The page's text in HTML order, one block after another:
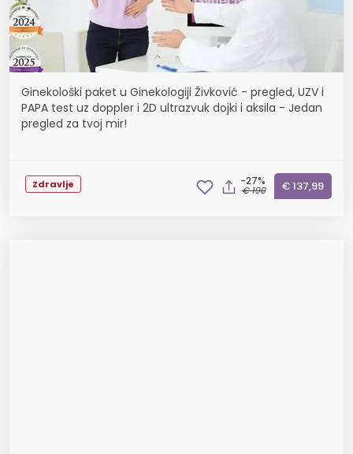
Ginekološki paket u Ginekologiji Živković - pregled, UZV i
PAPA test uz doppler i 2D ultrazvuk dojki i aksila - Jedan
pregled za tvoj mir!
Zdravlje -27%
€ 190 € 137,99